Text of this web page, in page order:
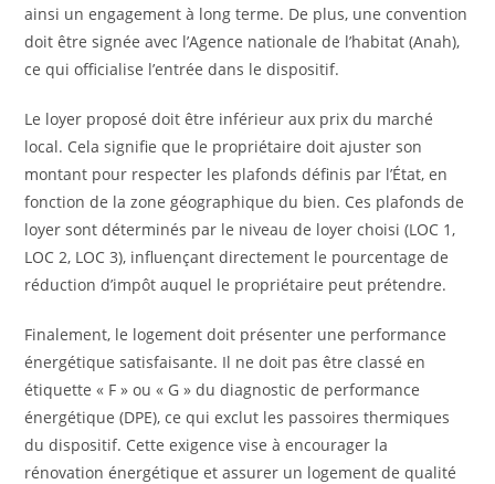
ainsi un engagement à long terme. De plus, une convention
doit être signée avec l’Agence nationale de l’habitat (Anah),
ce qui officialise l’entrée dans le dispositif.
Le loyer proposé doit être inférieur aux prix du marché
local. Cela signifie que le propriétaire doit ajuster son
montant pour respecter les plafonds définis par l’État, en
fonction de la zone géographique du bien. Ces plafonds de
loyer sont déterminés par le niveau de loyer choisi (LOC 1,
LOC 2, LOC 3), influençant directement le pourcentage de
réduction d’impôt auquel le propriétaire peut prétendre.
Finalement, le logement doit présenter une performance
énergétique satisfaisante. Il ne doit pas être classé en
étiquette « F » ou « G » du diagnostic de performance
énergétique (DPE), ce qui exclut les passoires thermiques
du dispositif. Cette exigence vise à encourager la
rénovation énergétique et assurer un logement de qualité